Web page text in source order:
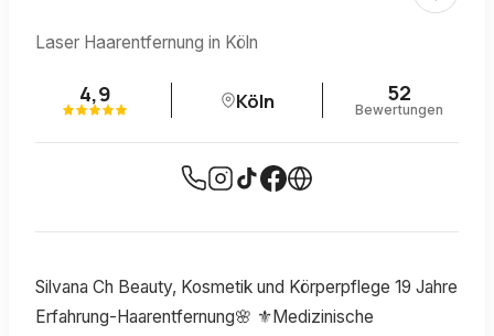
Laser Haarentfernung in Köln
4,9 Köln 52
Bewertungen
Silvana Ch Beauty, Kosmetik und Körperpflege 19 Jahre
Erfahrung-Haarentfernung🌸 ⚜️Medizinische